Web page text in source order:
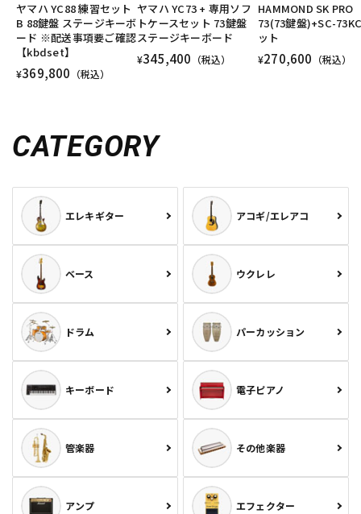
ヤマハ YC88 練習セット
B 88鍵盤 ステージキーボ
ード ※配送事項要ご確認
【kbdset】
¥369,800 （税込）
ヤマハ YC73 + 専用ソフ
トケースセット 73鍵盤
ステージキーボード
¥345,400 （税込）
HAMMOND SK PRO
73(73鍵盤)+SC-
ット
¥270,600 （税込）
CATEGORY
エレキギター アコギ/エレアコ
ベース ウクレレ
ドラム パーカッション
キーボード 電子ピアノ
管楽器 その他楽器
アンプ エフェクター